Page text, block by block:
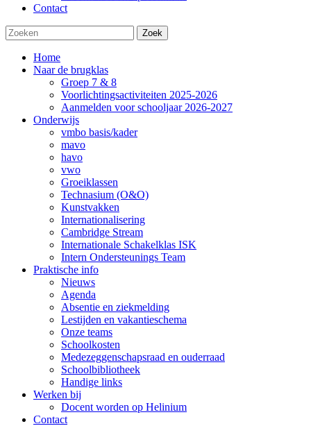
Contact
Zoek
Home
Naar de brugklas
Groep 7 & 8
Voorlichtingsactiviteiten 2025-2026
Aanmelden voor schooljaar 2026-2027
Onderwijs
vmbo basis/kader
mavo
havo
vwo
Groeiklassen
Technasium (O&O)
Kunstvakken
Internationalisering
Cambridge Stream
Internationale Schakelklas ISK
Intern Ondersteunings Team
Praktische info
Nieuws
Agenda
Absentie en ziekmelding
Lestijden en vakantieschema
Onze teams
Schoolkosten
Medezeggenschapsraad en ouderraad
Schoolbibliotheek
Handige links
Werken bij
Docent worden op Helinium
Contact